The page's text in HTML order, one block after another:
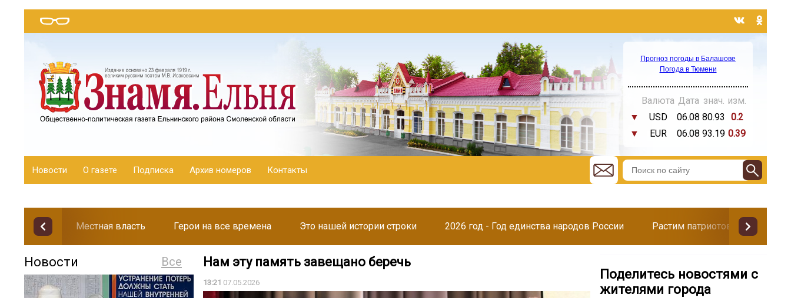
Прогноз погоды в Балашове
Погода в Тюмени
Валюта Дата знач. изм.
▼
USD 06.08 80.93
0.2
▼
EUR 06.08 93.19 0.39
Новости О газете Подписка Архив номеров Контакты
Местная власть Герои на все времена Это нашей истории строки 2026 год - Год единства народов России Растим патриотов
Все
Новости Нам эту память завещано беречь
13:21 07.05.2026
Поделитесь новостями с
жителями города